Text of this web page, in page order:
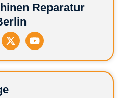
Reparatur